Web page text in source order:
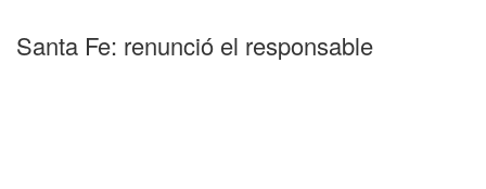
Santa Fe: renunció el responsable